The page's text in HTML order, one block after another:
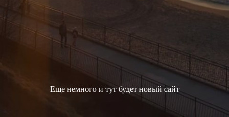
Еще немного и тут будет новый сайт